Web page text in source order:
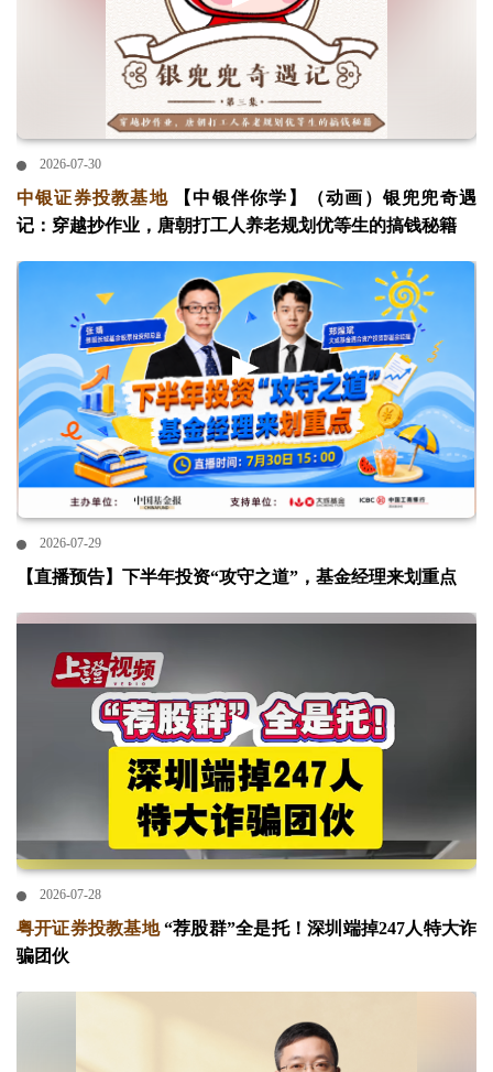
2026-07-30
中银证券投教基地
【中银伴你学】（动画）银兜兜奇遇
记：穿越抄作业，唐朝打工人养老规划优等生的搞钱秘籍
2026-07-29
【直播预告】下半年投资“攻守之道”，基金经理来划重点
2026-07-28
粤开证券投教基地“荐股群”全是托！深圳端掉247人特大诈
骗团伙